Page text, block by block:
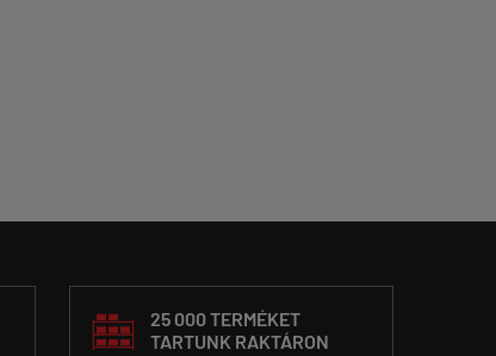
25 000 TERMÉKET
TARTUNK RAKTÁRON